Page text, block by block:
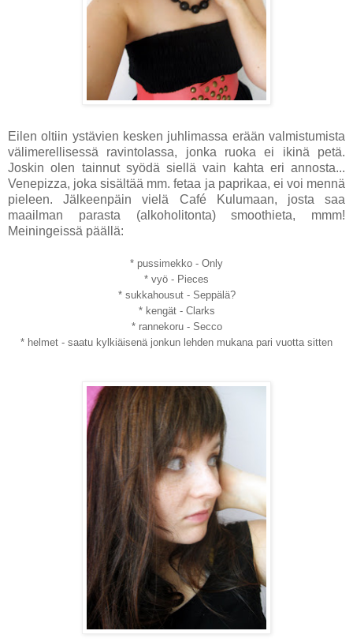
Eilen oltiin ystävien kesken juhlimassa erään valmistumista
välimerellisessä ravintolassa, jonka ruoka ei ikinä petä.
Joskin olen tainnut syödä siellä vain kahta eri annosta...
Venepizza, joka sisältää mm. fetaa ja paprikaa, ei voi mennä
pieleen. Jälkeenpäin vielä Café Kulumaan, josta saa
maailman parasta (alkoholitonta) smoothieta, mmm!
Meiningeissä päällä:
* pussimekko - Only
* vyö - Pieces
* sukkahousut - Seppälä?
* kengät - Clarks
* rannekoru - Secco
* helmet - saatu kylkiäisenä jonkun lehden mukana pari vuotta sitten